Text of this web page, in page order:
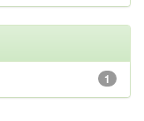
1